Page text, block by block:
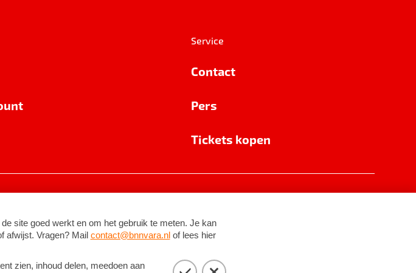
Service
Contact
Pers
Tickets kopen